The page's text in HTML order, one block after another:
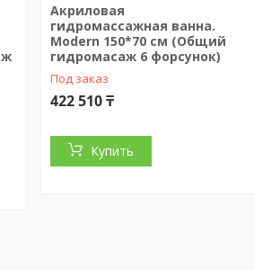
Акриловая
гидромассажная ванна.
Modern 150*70 см (Общий
гидромасаж 6 форсунок)
Под заказ
422 510 ₸
Купить